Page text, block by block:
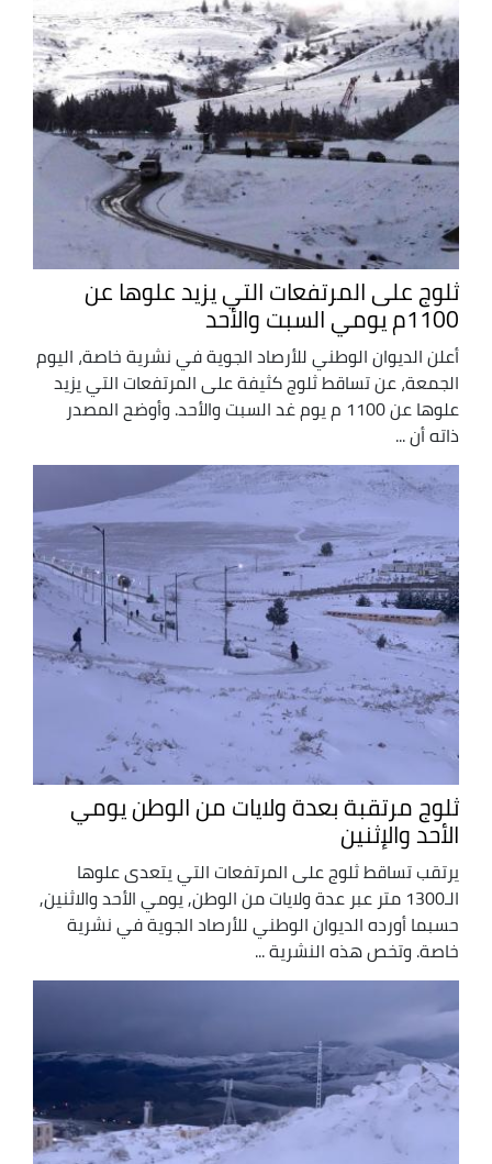
ثلوج على المرتفعات التي يزيد علوها عن
1100م يومي السبت والأحد
أعلن الديوان الوطني للأرصاد الجوية في نشرية خاصة، اليوم
الجمعة، عن تساقط ثلوج كثيفة على المرتفعات التي يزيد
علوها عن 1100 م يوم غد السبت والأحد. وأوضح المصدر
ذاته أن ...
ثلوج مرتقبة بعدة ولايات من الوطن يومي
الأحد والإثنين
يرتقب تساقط ثلوج على المرتفعات التي يتعدى علوها
الـ1300 متر عبر عدة ولايات من الوطن, يومي الأحد والاثنين,
حسبما أورده الديوان الوطني للأرصاد الجوية في نشرية
خاصة. وتخص هذه النشرية ...